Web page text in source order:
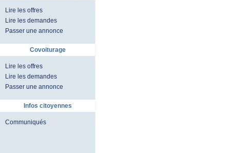
Lire les offres
Lire les demandes
Passer une annonce
Covoiturage
Lire les offres
Lire les demandes
Passer une annonce
Infos citoyennes
Communiqués